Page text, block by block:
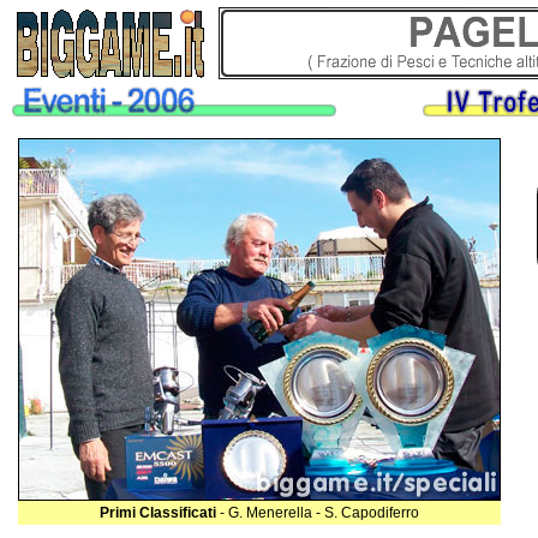
Primi Classificati - G. Menerella - S. Capodiferro